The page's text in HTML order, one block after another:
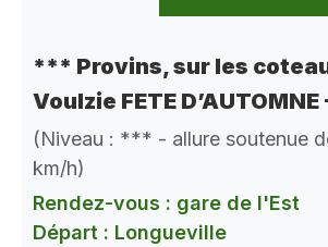
*** Provins, sur les
Voulzie FETE D’AUTOMNE
(Niveau : *** - allure soutenue
km/h)
Rendez-vous : gare de l'Est
Départ : Longueville